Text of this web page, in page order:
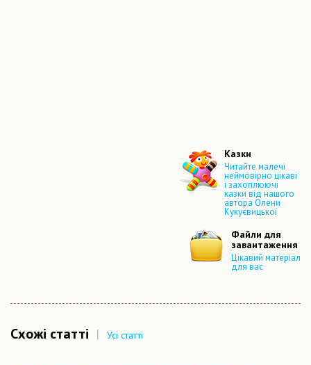
Казки
Читайте малечі
неймовірно цікаві
і захоплюючі
казки від нашого
автора Олени
Кукуєвицької
Файли для
завантаження
Цікавий матеріал
для вас
Схожі статті | Усі статті